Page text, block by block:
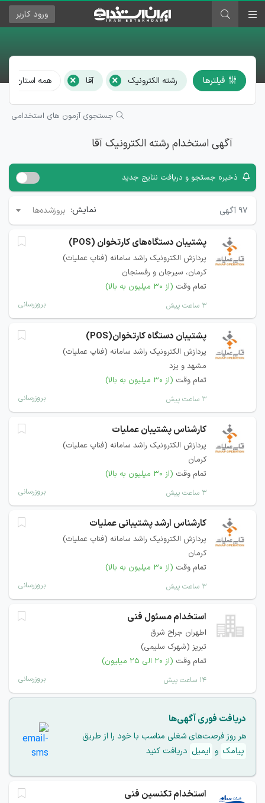
ورود کاربر
فیلترها رشته الکترونیک × آقا × همه استان‌ها و
جستجوی آزمون های استخدامی
آگهی استخدام رشته الکترونیک آقا
ذخیره جستجو و دریافت نتایج جدید
۹۷ آگهی نمایش: بروزشده‌ها
پشتیبان دستگاه‌های کارتخوان (POS)
پردازش الکترونیک راشد سامانه (فناپ عملیات)
کرمان، سیرجان و رفسنجان
تمام وقت (از ۳۰ میلیون به بالا)
۳ ساعت پیش بروزرسانی
پشتیبان دستگاه کارتخوان(POS)
پردازش الکترونیک راشد سامانه (فناپ عملیات)
مشهد و یزد
تمام وقت (از ۳۰ میلیون به بالا)
۳ ساعت پیش بروزرسانی
کارشناس پشتیبان عملیات
پردازش الکترونیک راشد سامانه (فناپ عملیات)
کرمان
تمام وقت (از ۳۰ میلیون به بالا)
۳ ساعت پیش بروزرسانی
کارشناس ارشد پشتیبانی عملیات
پردازش الکترونیک راشد سامانه (فناپ عملیات)
کرمان
تمام وقت (از ۳۰ میلیون به بالا)
۳ ساعت پیش بروزرسانی
استخدام مسئول فنی
اطهران جراح شرق
تبریز (شهرک سلیمی)
تمام وقت (از ۲۰ الی ۲۵ میلیون)
۱۴ ساعت پیش بروزرسانی
دریافت فوری آگهی‌ها
هر روز فرصت‌های شغلی مناسب با خود را از طریق
پیامک و ایمیل دریافت کنید
استخدام تکنسین فنی